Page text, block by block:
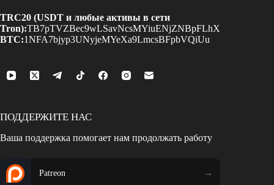
TRC20 (USDT и любые активы в сети
Tron):TB7pTVZBec9wLSavNcsMYiuENjZNBpFLhX
BTC:1NFA7bjyp3UNyjeMYeXa9LmcsBFpbVQiUu
ПОДДЕРЖИТЕ НАС
Ваша поддержка помогает нам продолжать работу
Patreon